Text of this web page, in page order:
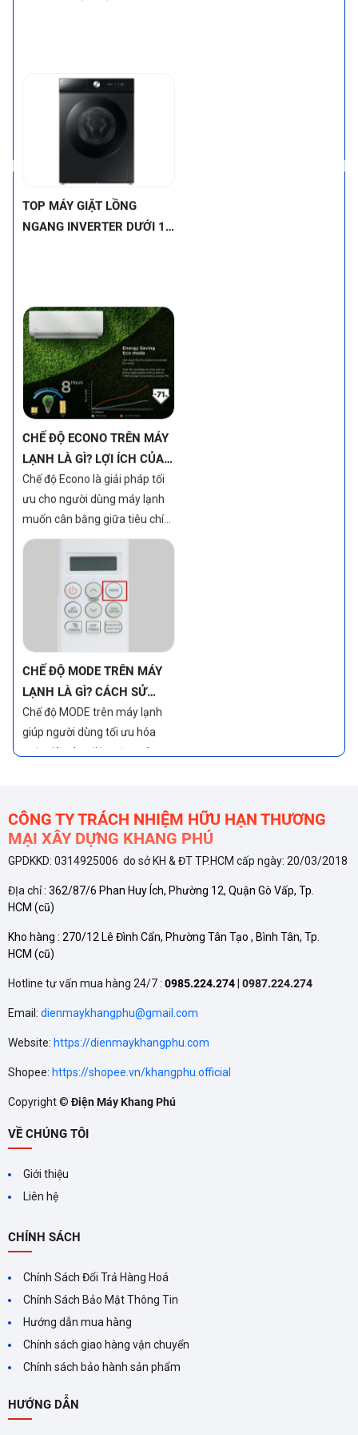
TOP MÁY GIẶT LỒNG
NGANG INVERTER DƯỚI 12
TRIỆU – VỪA TIẾT KIỆM
CHẾ ĐỘ ECONO TRÊN MÁY
LẠNH LÀ GÌ? LỢI ÍCH CỦA
TÍNH NĂNG NÀY
Chế độ Econo là giải pháp tối
ưu cho người dùng máy lạnh
muốn cân bằng giữa tiêu chí
mát lạnh và tiết kiệm điện
năng. Một trong những tính
năng nổi bật giúp đạt được
CHẾ ĐỘ MODE TRÊN MÁY
LẠNH LÀ GÌ? CÁCH SỬ
DỤNG CHẾ ĐỘ HIỆU QUẢ
Chế độ MODE trên máy lạnh
giúp người dùng tối ưu hóa
mức tiêu thụ điện năng và
nâng cao sự tiện nghi, sử dụng
bỉ
TÍNH NĂNG TỰ ĐỘNG LÀM
SẠCH CỦA CÁC THƯƠNG
được nhiều hãng đưa vào
nhằm duy trì hiệu quả và kéo
dài tuổi thọ cho máy lạnh.
TRÊN MÁY LẠNH
ÍCH GÌ?
lạnh Panasonic không chỉ giúp
làm mát mà còn đảm bảo
khuẩn, khử mùi và giữ ẩm cho
da. Hãy cân nhắc lựa chọn
máy lạnh Panasonic
MÁY LẠNH INVERTER LÀ
GÌ? ƯU VÀ NHƯỢC ĐIỂM
nhiều lợi ích vượt trội như tiết
CÔNG TY TRÁCH NHIỆM HỮU HẠN THƯƠNG
MẠI XÂY DỰNG KHANG PHÚ
GPDKKD: 0314925006 do sở KH & ĐT TP.HCM cấp ngày: 20/03/2018
ĐỊa chỉ : 362/87/6 Phan Huy Ích, Phường 12, Quận Gò Vấp, Tp.
HCM (cũ)
Kho hàng : 270/12 Lê Đình Cẩn, Phường Tân Tạo , Bình Tân, Tp.
HCM (cũ)
Hotline tư vấn mua hàng 24/7 : 0985.224.274 0987.224.274
Email: dienmaykhangphu@gmail.com
Website: https://dienmaykhangphu.com
Shopee: https://shopee.vn/khangphu.official
Copyright ©Điện Máy Khang Phú
VỀ CHÚNG TÔI
Giới thiệu
Liên hệ
CHÍNH SÁCH
Chính Sách Đổi Trả Hàng Hoá
Chính Sách Bảo Mật Thông Tin
Hướng dẫn mua hàng
Chính sách giao hàng vận chuyển
Chính sách bảo hành sản phẩm
HƯỚNG DẪN